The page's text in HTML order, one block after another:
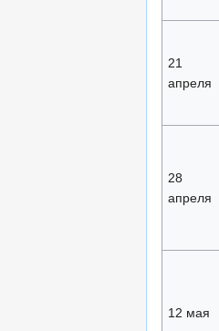
21
апреля
28
апреля
12 мая